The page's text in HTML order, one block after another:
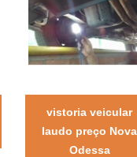
vistoria veicular
laudo preço Nova
Odessa